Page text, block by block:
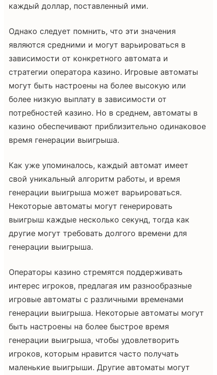
каждый доллар, поставленный ими.
Однако следует помнить, что эти значения
являются средними и могут варьироваться в
зависимости от конкретного автомата и
стратегии оператора казино. Игровые автоматы
могут быть настроены на более высокую или
более низкую выплату в зависимости от
потребностей казино. Но в среднем, автоматы в
казино обеспечивают приблизительно одинаковое
время генерации выигрыша.
Как уже упоминалось, каждый автомат имеет
свой уникальный алгоритм работы, и время
генерации выигрыша может варьироваться.
Некоторые автоматы могут генерировать
выигрыш каждые несколько секунд, тогда как
другие могут требовать долгого времени для
генерации выигрыша.
Операторы казино стремятся поддерживать
интерес игроков, предлагая им разнообразные
игровые автоматы с различными временами
генерации выигрыша. Некоторые автоматы могут
быть настроены на более быстрое время
генерации выигрыша, чтобы удовлетворить
игроков, которым нравится часто получать
маленькие выигрыши. Другие автоматы могут